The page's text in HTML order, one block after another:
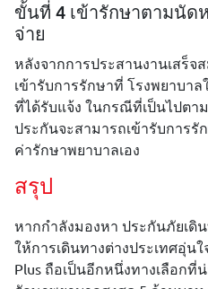
ขั้นที่ 4 เข้ารักษาตามนัด
จ่าย
หลังจากการประสานงานเสร็จ
เข้ารับการรักษาที่ โรงพยาบา
ที่ได้รับแจ้ง ในกรณีที่เป็นไปตา
ประกันจะสามารถเข้ารับการรั
ค่ารักษาพยาบาลเอง
สรุป
หากกำลังมองหา ประกันภัยเดิ
ให้การเดินทางต่างประเทศอุ่นใ
Plus ถือเป็นอีกหนึ่งทางเลือก